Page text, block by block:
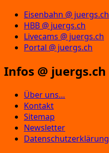
Eisenbahn @ juergs.ch
HBB @ juergs.ch
Livecams @ juergs.ch
Portal @ juergs.ch
Infos @ juergs.ch
Über uns…
Kontakt
Sitemap
Newsletter
Datenschutzerklärung